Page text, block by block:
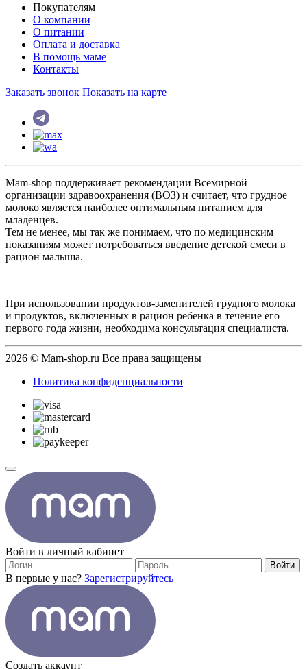
Покупателям
О компании
О питании
Оплата и доставка
В помощь маме
Контакты
Заказать звонок Показать на карте
Mam-shop поддерживает рекомендации Всемирной
организации здравоохранения (ВОЗ) и считает, что грудное
молоко является наиболее оптимальным питанием для
младенцев.
Тем не менее, мы так же понимаем, что по медицинским
показаниям может потребоваться введение детской смеси в
рацион малыша.
При использовании продуктов-заменителей грудного молока
и продуктов, включенных в рацион ребенка в течение его
первого года жизни, необходима консультация специалиста.
2026 © Mam-shop.ru Все права защищены
Политика конфиденциальности
Войти в личный кабинет
Войти
В первые у нас? Зарегистрируйтесь
Создать аккаунт